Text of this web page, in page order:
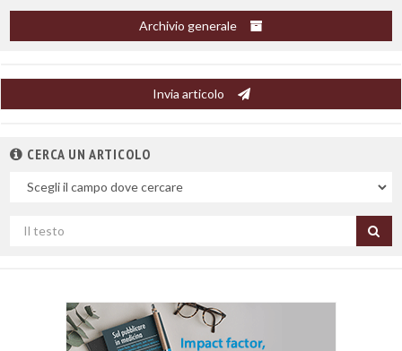
Archivio generale
Invia articolo
CERCA UN ARTICOLO
Nel
Cerca